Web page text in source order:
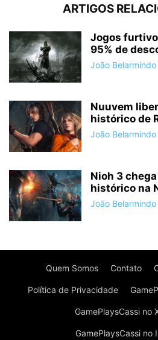
ARTIGOS
Jogos
95% de
João Belarmindo
Nuuvem
histórico de
João Belarmindo
Nioh 3
histórico na
João Belarmindo
Quem Somos Contato
Política de Privacidade
GamePlaysCassi no
GamePlaysCassi no